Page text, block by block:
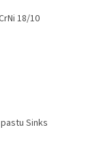
18/10
Sinks